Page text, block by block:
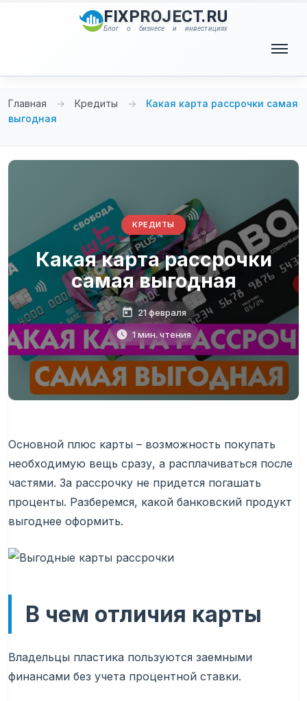
FIXPROJECT.RU
Блог о бизнесе и инвестициях
Главная → Кредиты →
Какая карта рассрочки самая
выгодная
КРЕДИТЫ
Какая карта рассрочки
самая выгодная
21 февраля
1 мин. чтения
Основной плюс карты – возможность покупать
необходимую вещь сразу, а расплачиваться после
частями. За рассрочку не придется погашать
проценты. Разберемся, какой банковский продукт
выгоднее оформить.
В чем отличия карты
Владельцы пластика пользуются заемными
финансами без учета процентной ставки.